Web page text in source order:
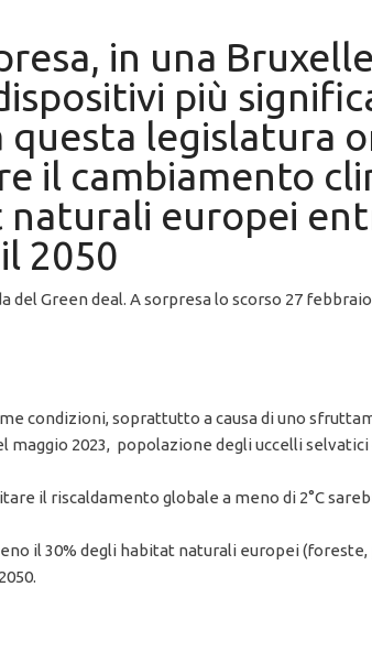
in una
più
legislatura
il cambiamento
europei
2050
del Green deal. A sorpresa lo scorso 27
condizioni, soprattutto a causa di uno
2023, popolazione degli uccelli selvatici
il riscaldamento globale a meno di 2°C
il 30% degli habitat naturali europei